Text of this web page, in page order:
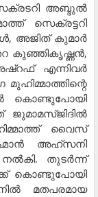
അബ്ദുല്‍
സെക്രട്ടറി
അജിത് കുമാര്‍
കുഞ്ഞികൃഷ്ണന്‍,
എന്നിവര്‍
കൊണ്ടുപോയി
ജുമാമസ്ജിദില്‍
വൈസ്
അഹ്സനി
തുടര്‍ന്ന്
കൊണ്ടുപോയി
മതപരമായ